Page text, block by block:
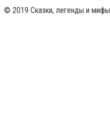
© 2019 Сказки, легенды и мифы